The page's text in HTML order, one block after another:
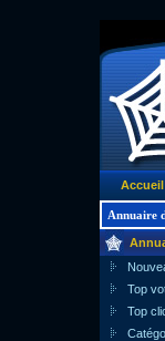
Accueil
Annuaire
Top
Top